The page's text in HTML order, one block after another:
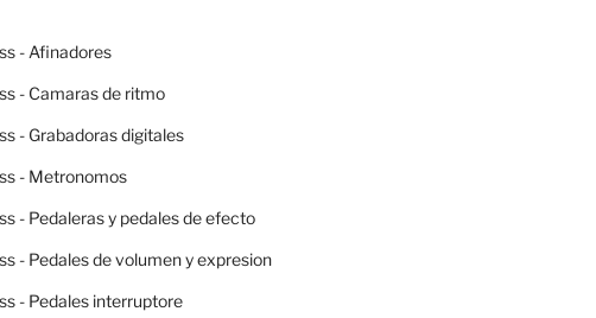
- Afinadores
- Camaras de ritmo
- Grabadoras digitales
- Metronomos
- Pedaleras y pedales de efecto
- Pedales de volumen y expresion
- Pedales interruptore